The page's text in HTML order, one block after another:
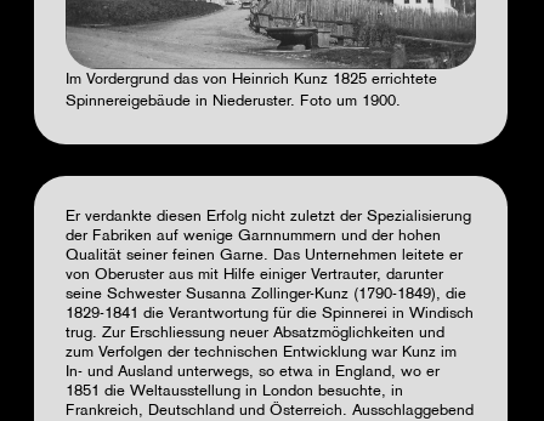
Im Vordergrund das von Heinrich Kunz 1825 errichtete
Spinnereigebäude in Niederuster. Foto um 1900.
Er verdankte diesen Erfolg nicht zuletzt der Spezialisierung
der Fabriken auf wenige Garnnummern und der hohen
Qualität seiner feinen Garne. Das Unternehmen leitete er
von Oberuster aus mit Hilfe einiger Vertrauter, darunter
seine Schwester Susanna Zollinger-Kunz (1790-1849), die
1829-1841 die Verantwortung für die Spinnerei in Windisch
trug. Zur Erschliessung neuer Absatzmöglichkeiten und
zum Verfolgen der technischen Entwicklung war Kunz im
In- und Ausland unterwegs, so etwa in England, wo er
1851 die Weltausstellung in London besuchte, in
Frankreich, Deutschland und Österreich. Ausschlaggebend